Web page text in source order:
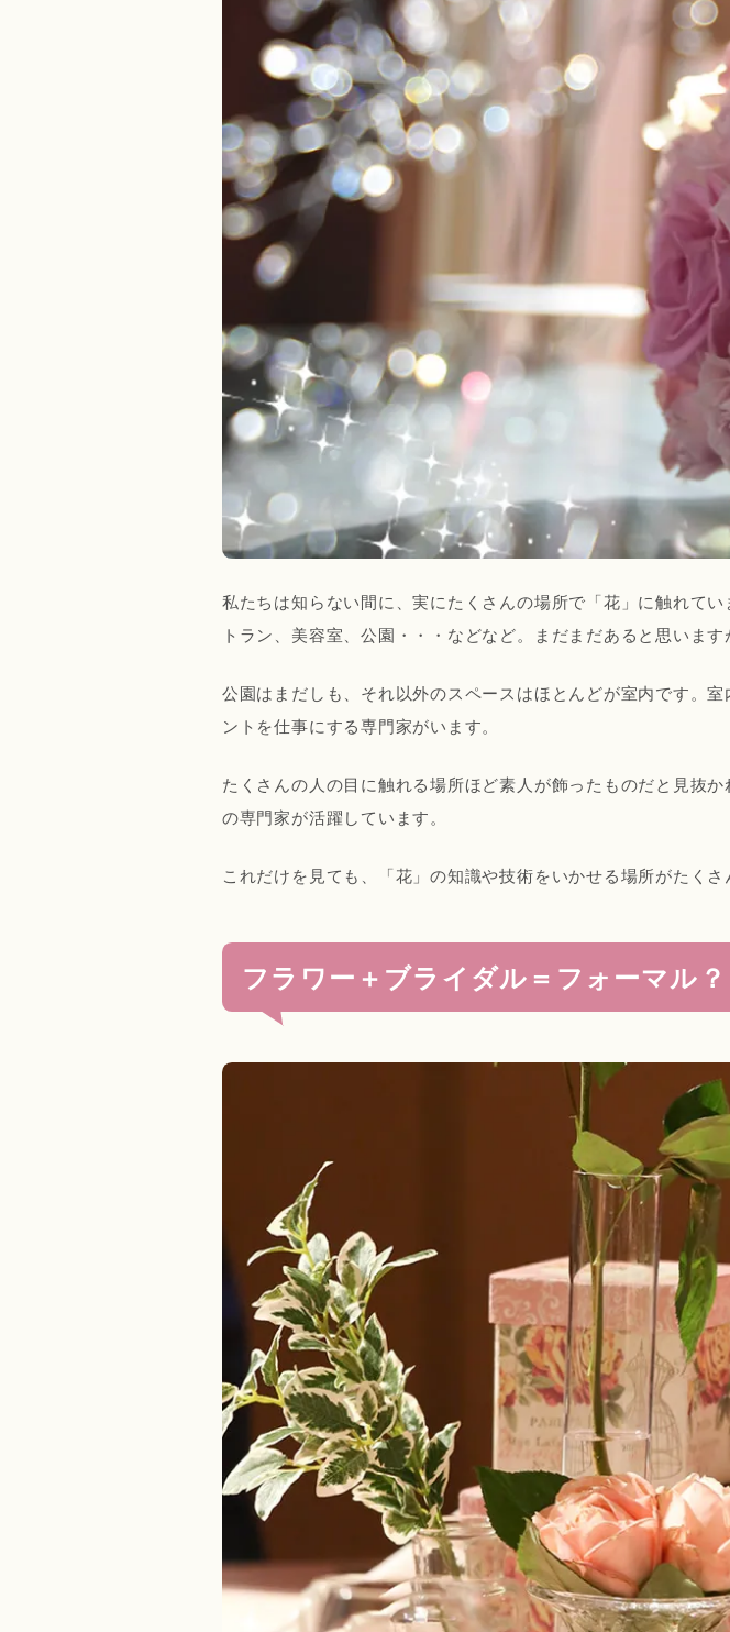
私たちは知らない間に、実にたくさんの場所で「花」に触れて
トラン、美容室、公園・・・などなど。まだまだあると思いま
公園はまだしも、それ以外のスペースはほとんどが室内です。
ントを仕事にする専門家がいます。
たくさんの人の目に触れる場所ほど素人が飾ったものだと見抜
の専門家が活躍しています。
これだけを見ても、「花」の知識や技術をいかせる場所がたくさ
フラワー＋ブライダル＝フォーマル？